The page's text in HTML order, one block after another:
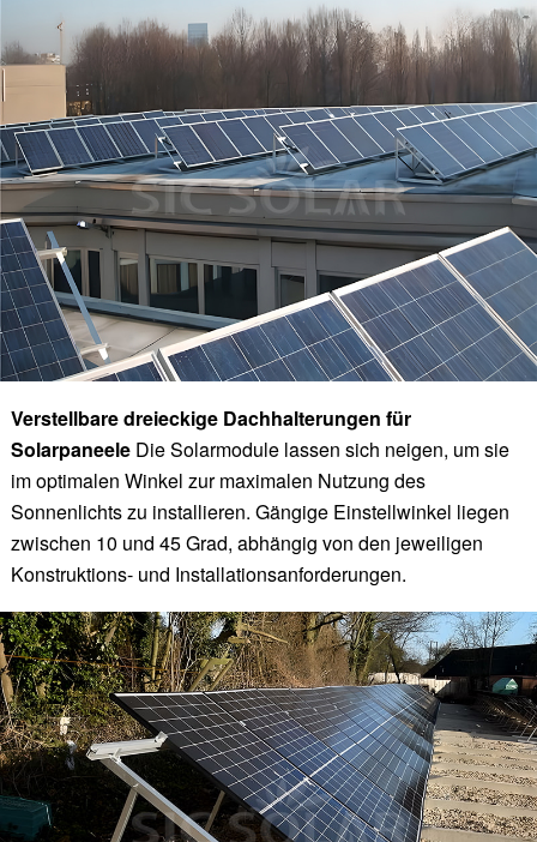
Verstellbare dreieckige Dachhalterungen für
Solarpaneele Die Solarmodule lassen sich neigen, um sie
im optimalen Winkel zur maximalen Nutzung des
Sonnenlichts zu installieren. Gängige Einstellwinkel liegen
zwischen 10 und 45 Grad, abhängig von den jeweiligen
Konstruktions- und Installationsanforderungen.